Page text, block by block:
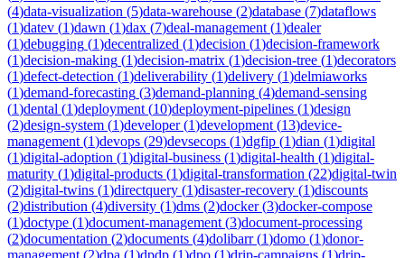
(4)data-visualization (5)data-warehouse (2)database (7)dataflows
(1)datev (1)dawn (1)dax (7)deal-management (1)dealer
(1)debugging (1)decentralized (1)decision (1)decision-framework
(1)decision-making (1)decision-matrix (1)decision-tree (1)decorators
(1)defect-detection (1)deliverability (1)delivery (1)delmiaworks
(1)demand-forecasting (3)demand-planning (4)demand-sensing
(1)dental (1)deployment (10)deployment-pipelines (1)design
(2)design-system (1)developer(1)development (13)device-
management (1)devops (29)devsecops (1)dgfip (1)dian (1)digital
(1)digital-adoption (1)digital-business (1)digital-health (1)digital-
maturity (1)digital-products (1)digital-transformation (22)digital-twin
(2)digital-twins (1)directquery (1)disaster-recovery (1)discounts
(2)distribution (4)diversity (1)dms (2)docker(3)docker-compose
(1)doctype (1)document-management (3)document-processing
(2)documentation (2)documents (4)dolibarr(1)domo (1)donor-
management (2)dpa (1)dpdp (1)dpo (1)drip-campaigns (1)drip-